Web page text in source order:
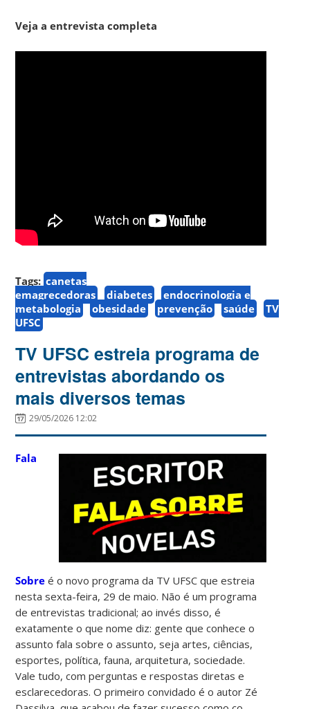
Veja a entrevista completa
Tags: canetas
emagrecedoras
diabetes
endocrinologia e
metabologia
obesidade prevenção saúde
TV
UFSC
TV UFSC estreia programa de
entrevistas abordando os
mais diversos temas
29/05/2026 12:02
Fala
Sobre é o novo programa da TV UFSC que estreia
nesta sexta-feira, 29 de maio. Não é um programa
de entrevistas tradicional; ao invés disso, é
exatamente o que nome diz: gente que conhece o
assunto fala sobre o assunto, seja artes, ciências,
esportes, política, fauna, arquitetura, sociedade.
Vale tudo, com perguntas e respostas diretas e
esclarecedoras. O primeiro convidado é o autor Zé